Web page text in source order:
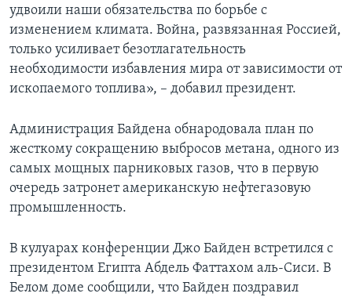
удвоили наши обязательства по борьбе с
изменением климата. Война, развязанная Россией,
только усиливает безотлагательность
необходимости избавления мира от зависимости от
ископаемого топлива», – добавил президент.
Администрация Байдена обнародовала план по
жесткому сокращению выбросов метана, одного из
самых мощных парниковых газов, что в первую
очередь затронет американскую нефтегазовую
промышленность.
В кулуарах конференции Джо Байден встретился с
президентом Египта Абдель Фаттахом аль-Сиси. В
Белом доме сообщили, что Байден поздравил